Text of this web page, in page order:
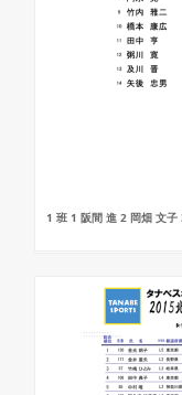
1 班 1 阪間 進 2 岡畑 文